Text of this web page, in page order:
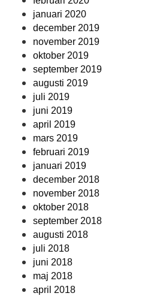
januari 2020
december 2019
november 2019
oktober 2019
september 2019
augusti 2019
juli 2019
juni 2019
april 2019
mars 2019
februari 2019
januari 2019
december 2018
november 2018
oktober 2018
september 2018
augusti 2018
juli 2018
juni 2018
maj 2018
april 2018